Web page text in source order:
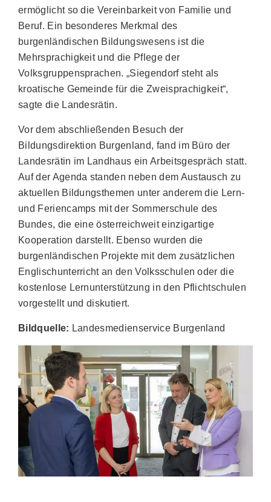
ermöglicht so die Vereinbarkeit von Familie und
Beruf. Ein besonderes Merkmal des
burgenländischen Bildungswesens ist die
Mehrsprachigkeit und die Pflege der
Volksgruppensprachen. „Siegendorf steht als
kroatische Gemeinde für die Zweisprachigkeit“,
sagte die Landesrätin.
Vor dem abschließenden Besuch der
Bildungsdirektion Burgenland, fand im Büro der
Landesrätin im Landhaus ein Arbeitsgespräch statt.
Auf der Agenda standen neben dem Austausch zu
aktuellen Bildungsthemen unter anderem die Lern-
und Feriencamps mit der Sommerschule des
Bundes, die eine österreichweit einzigartige
Kooperation darstellt. Ebenso wurden die
burgenländischen Projekte mit dem zusätzlichen
Englischunterricht an den Volksschulen oder die
kostenlose Lernunterstützung in den Pflichtschulen
vorgestellt und diskutiert.
Bildquelle: Landesmedienservice Burgenland